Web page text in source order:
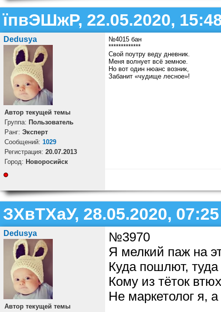
їпвЭШжР, 22.05.2020,
Dedusya
Автор текущей темы
Группа: Пользователь
Ранг: Эксперт
Cообщений: 1029
Регистрация: 20.07.2013
Город: Новоросийск
№4015 бан
*************
Свой поутру веду дневник.
Меня волнует всё земное.
Но вот один нюанс возник,
Забанит «чудище лесное»!
ЗХвТХаУ, 28.05.2020, 07:25
Dedusya
Автор текущей темы
№3970
Я мелкий паж на
Куда пошлют,
Кому из тёток
Не маркетолог я,